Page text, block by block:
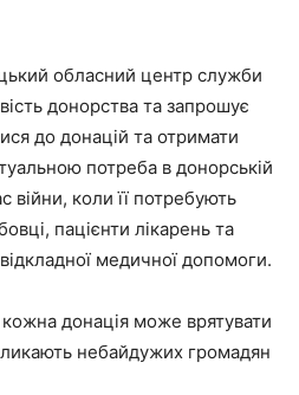
обласний центр служби
донорства та запрошує
до донацій та отримати
потреба в донорській
війни, коли її потребують
пацієнти лікарень та
медичної допомоги.
донація може врятувати
небайдужих громадян